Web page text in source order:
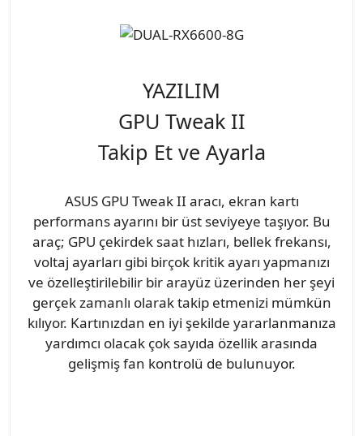
YAZILIM
GPU Tweak II
Takip Et ve Ayarla
ASUS GPU Tweak II aracı, ekran kartı
performans ayarını bir üst seviyeye taşıyor. Bu
araç; GPU çekirdek saat hızları, bellek frekansı,
voltaj ayarları gibi birçok kritik ayarı yapmanızı
ve özelleştirilebilir bir arayüz üzerinden her şeyi
gerçek zamanlı olarak takip etmenizi mümkün
kılıyor. Kartınızdan en iyi şekilde yararlanmanıza
yardımcı olacak çok sayıda özellik arasında
gelişmiş fan kontrolü de bulunuyor.